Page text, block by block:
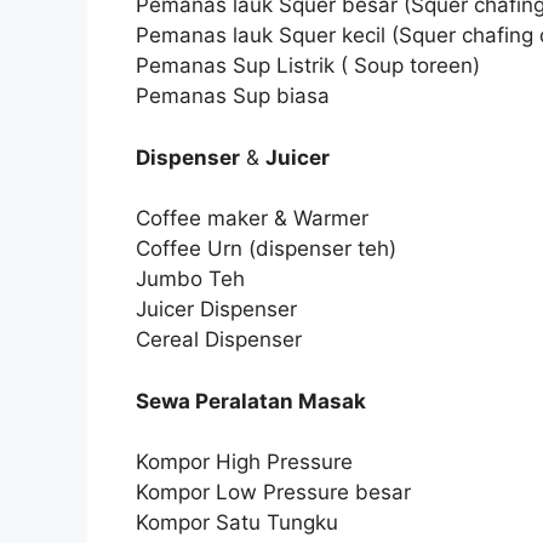
Pemanas lauk Squer besar (Squer
Pemanas lauk Squer kecil (Squer chafing
Pemanas Sup Listrik ( Soup toreen)
Pemanas Sup biasa
Dispenser & Juicer
Coffee maker & Warmer
Coffee Urn (dispenser teh)
Jumbo Teh
Juicer Dispenser
Cereal Dispenser
Sewa Peralatan Masak
Kompor High Pressure
Kompor Low Pressure besar
Kompor Satu Tungku